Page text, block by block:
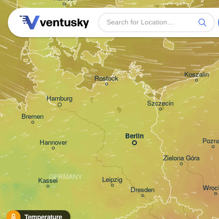
Temperature
Hamburg
Bremen
Hannover
KasselGERMANY
Berlin
Leipzig
Dresden
Rostock
Koszalin
Zielona Góra
Szczecin